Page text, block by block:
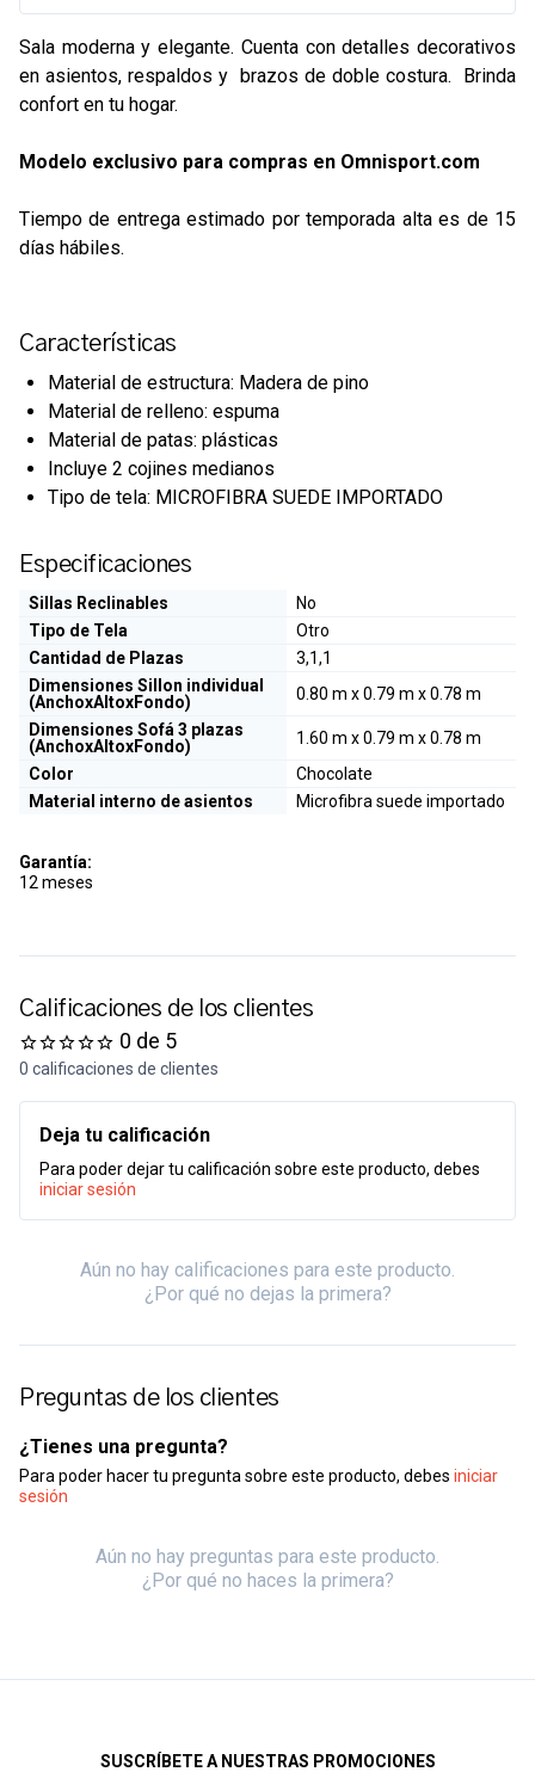
Sala moderna y elegante. Cuenta con detalles decorativos
en asientos, respaldos y brazos de doble costura. Brinda
confort en tu hogar.
Modelo exclusivo para compras en Omnisport.com
Tiempo de entrega estimado por temporada alta es de 15
días hábiles.
Características
Material de estructura: Madera de pino
Material de relleno: espuma
Material de patas: plásticas
Incluye 2 cojines medianos
Tipo de tela: MICROFIBRA SUEDE IMPORTADO
Especificaciones
Sillas Reclinables
No
Tipo de Tela
Otro
Cantidad de Plazas
3,1,1
Dimensiones Sillon individual
(AnchoxAltoxFondo)
0.80 m x 0.79 m x 0.78 m
Dimensiones Sofá 3 plazas
(AnchoxAltoxFondo)
1.60 m x 0.79 m x 0.78 m
Color
Chocolate
Material interno de asientos
Microfibra suede importado
Garantía:
12 meses
Calificaciones de los clientes
0 de 5
0 calificaciones de clientes
Deja tu calificación
Para poder dejar tu calificación sobre este producto, debes
iniciar sesión
Aún no hay calificaciones para este producto.
¿Por qué no dejas la primera?
Preguntas de los clientes
¿Tienes una pregunta?
Para poder hacer tu pregunta sobre este producto, debes iniciar
sesión
Aún no hay preguntas para este producto.
¿Por qué no haces la primera?
SUSCRÍBETE A NUESTRAS PROMOCIONES